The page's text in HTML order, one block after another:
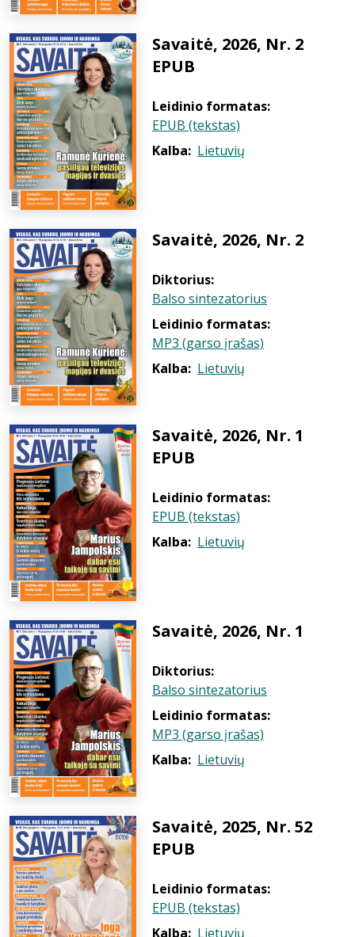
Savaitė, 2026, Nr. 2
EPUB
Leidinio formatas:
EPUB (tekstas)
Kalba: Lietuvių
Savaitė, 2026, Nr. 2
Diktorius:
Balso sintezatorius
Leidinio formatas:
MP3 (garso įrašas)
Kalba: Lietuvių
Savaitė, 2026, Nr. 1
EPUB
Leidinio formatas:
EPUB (tekstas)
Kalba: Lietuvių
Savaitė, 2026, Nr. 1
Diktorius:
Balso sintezatorius
Leidinio formatas:
MP3 (garso įrašas)
Kalba: Lietuvių
Savaitė, 2025, Nr. 52
EPUB
Leidinio formatas:
EPUB (tekstas)
Kalba: Lietuvių